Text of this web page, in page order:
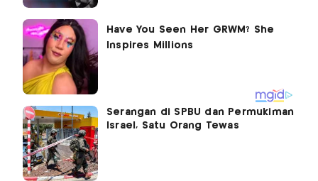
Serangan di SPBU dan Permukiman
Israel, Satu Orang Tewas